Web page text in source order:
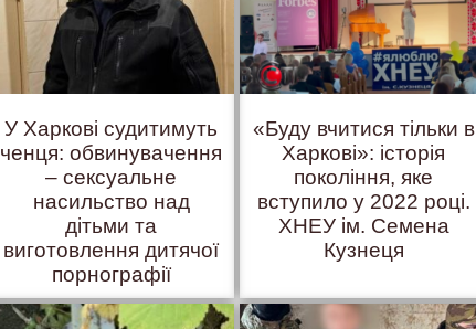
У Харкові судитимуть
ченця: обвинувачення
– сексуальне
насильство над
дітьми та
виготовлення дитячої
порнографії
«Буду вчитися тільки в
Харкові»: історія
покоління, яке
вступило у 2022 році.
ХНЕУ ім. Семена
Кузнеця